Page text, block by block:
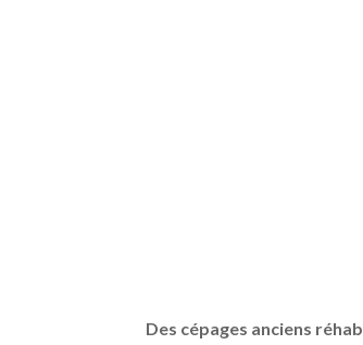
Clos
Des cépages anciens